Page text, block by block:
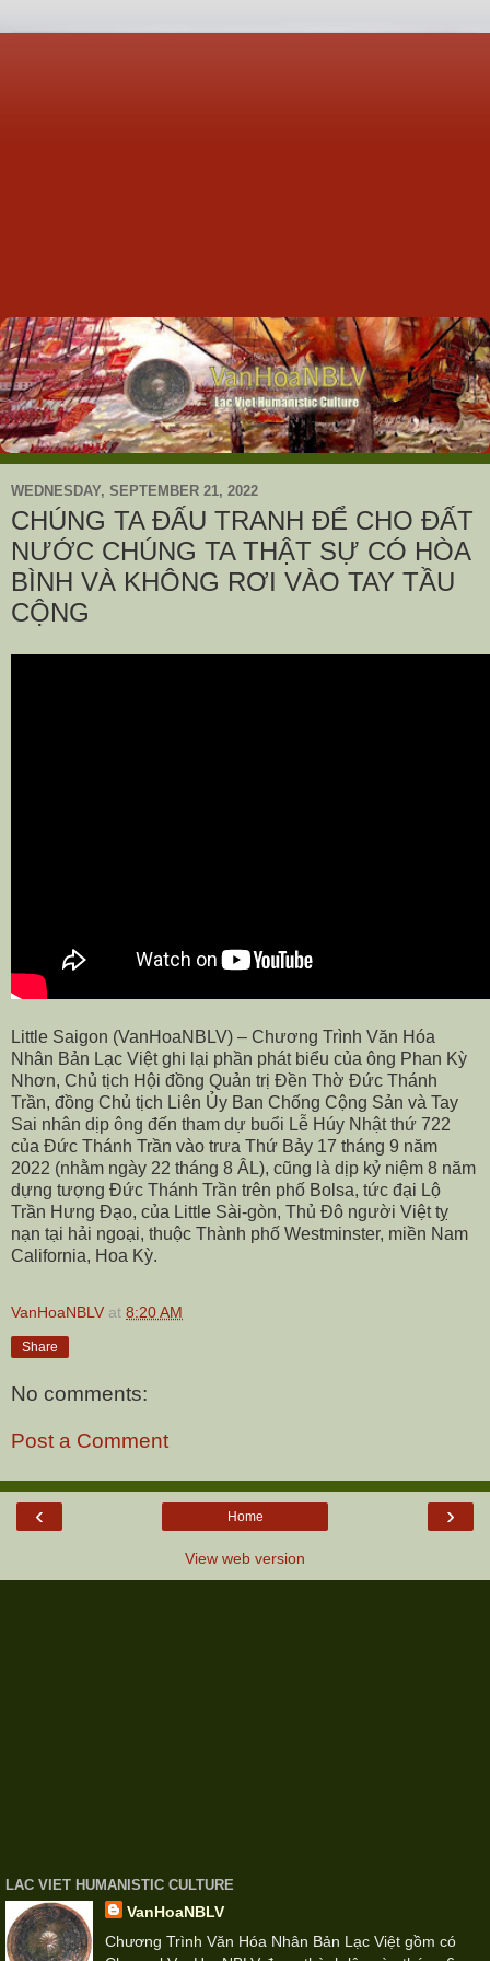
WEDNESDAY, SEPTEMBER 21, 2022
CHÚNG TA ĐẤU TRANH ĐỂ CHO ĐẤT
NƯỚC CHÚNG TA THẬT SỰ CÓ HÒA
BÌNH VÀ KHÔNG RƠI VÀO TAY TẦU
CỘNG
Little Saigon (VanHoaNBLV) – Chương Trình Văn Hóa
Nhân Bản Lạc Việt ghi lại phần phát biểu của ông Phan Kỳ
Nhơn, Chủ tịch Hội đồng Quản trị Đền Thờ Đức Thánh
Trần, đồng Chủ tịch Liên Ủy Ban Chống Cộng Sản và Tay
Sai nhân dịp ông đến tham dự buổi Lễ Húy Nhật thứ 722
của Đức Thánh Trần vào trưa Thứ Bảy 17 tháng 9 năm
2022 (nhằm ngày 22 tháng 8 ÂL), cũng là dịp kỷ niệm 8 năm
dựng tượng Đức Thánh Trần trên phố Bolsa, tức đại Lộ
Trần Hưng Đạo, của Little Sài-gòn, Thủ Đô người Việt tỵ
nạn tại hải ngoại, thuộc Thành phố Westminster, miền Nam
California, Hoa Kỳ.
VanHoaNBLV at 8:20 AM
Share
No comments:
Post a Comment
‹ ›
Home
View web version
LAC VIET HUMANISTIC CULTURE
VanHoaNBLV
Chương Trình Văn Hóa Nhân Bản Lạc Việt gồm có